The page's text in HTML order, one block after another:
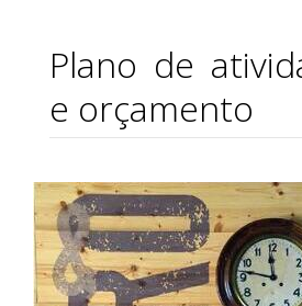
Plano de
e orçamento